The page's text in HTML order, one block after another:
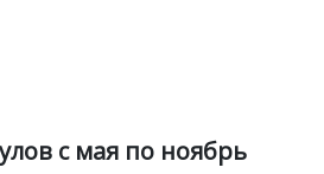
с мая по ноябрь